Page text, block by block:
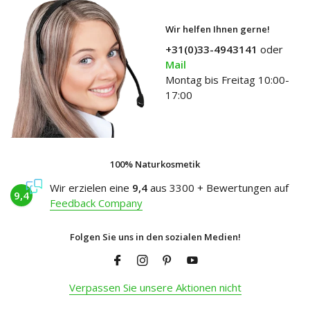
Wir helfen Ihnen gerne!
+31(0)33-4943141 oder
Mail
Montag bis Freitag 10:00-
17:00
100% Naturkosmetik
9,4
Wir erzielen eine 9,4 aus 3300 + Bewertungen auf
Feedback Company
Folgen Sie uns in den sozialen Medien!
Verpassen Sie unsere Aktionen nicht